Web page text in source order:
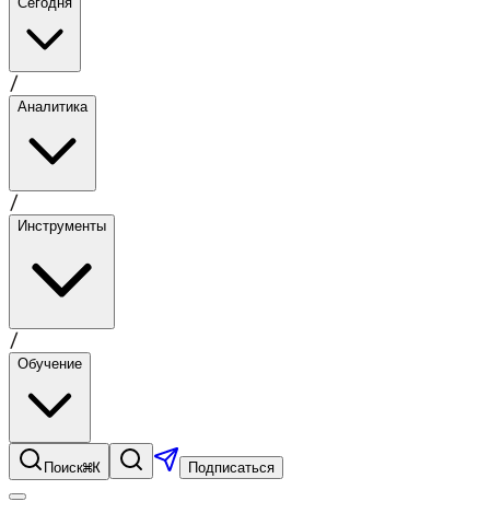
/
Аналитика
/
Инструменты
/
Обучение
Поиск⌘K Подписаться